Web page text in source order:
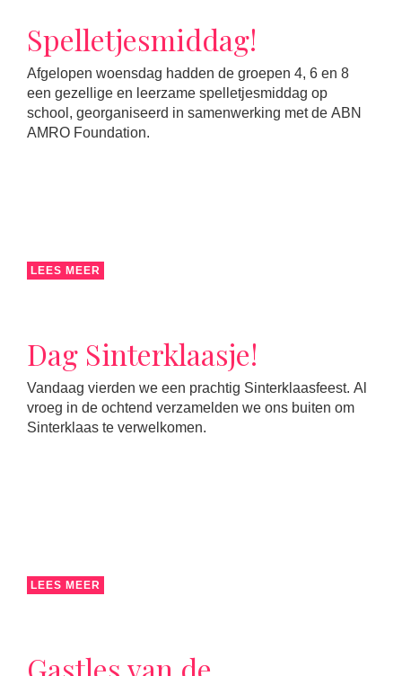
Spelletjesmiddag!
Afgelopen woensdag hadden de groepen 4, 6 en 8
een gezellige en leerzame spelletjesmiddag op
school, georganiseerd in samenwerking met de ABN
AMRO Foundation.
LEES MEER
Dag Sinterklaasje!
Vandaag vierden we een prachtig Sinterklaasfeest. Al
vroeg in de ochtend verzamelden we ons buiten om
Sinterklaas te verwelkomen.
LEES MEER